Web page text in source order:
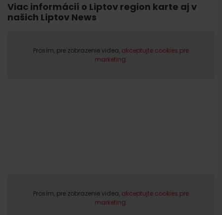
Viac informácií o Liptov region karte aj v
našich Liptov News
Prosím, pre zobrazenie videa, akceptujte cookies pre
marketing.
Prosím, pre zobrazenie videa, akceptujte cookies pre
marketing.